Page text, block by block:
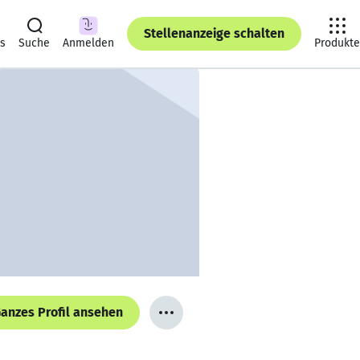
Suche Anmelden
Stellenanzeige schalten
Produkte
Profil ansehen